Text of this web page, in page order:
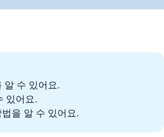
알 수 있어요.
있어요.
을 알 수 있어요.